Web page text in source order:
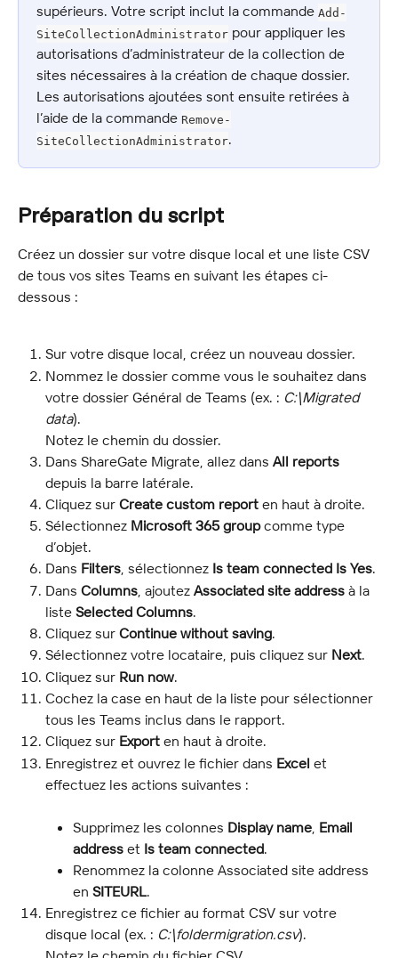
supérieurs. Votre script inclut la commande Add-
SiteCollectionAdministrator pour appliquer les
autorisations d’administrateur de la collection de
sites nécessaires à la création de chaque dossier.
Les autorisations ajoutées sont ensuite retirées à
l’aide de la commande Remove-
SiteCollectionAdministrator.
Préparation du script
Créez un dossier sur votre disque local et une liste CSV
de tous vos sites Teams en suivant les étapes ci-
dessous :
Sur votre disque local, créez un nouveau dossier.
Nommez le dossier comme vous le souhaitez dans
votre dossier Général de Teams (ex. : C:\Migrated
data).
Notez le chemin du dossier.
Dans ShareGate Migrate, allez dans All reports
depuis la barre latérale.
Cliquez sur Create custom report en haut à droite.
Sélectionnez Microsoft 365 group comme type
d’objet.
Dans Filters, sélectionnez Is team connected Is Yes.
Dans Columns , ajoutez Associated site address à la
liste Selected Columns.
Cliquez sur Continue without saving.
Sélectionnez votre locataire, puis cliquez sur Next.
Cliquez sur Run now.
Cochez la case en haut de la liste pour sélectionner
tous les Teams inclus dans le rapport.
Cliquez sur Export en haut à droite.
Enregistrez et ouvrez le fichier dans Excel et
effectuez les actions suivantes :
Supprimez les colonnes Display name, Email
address et Is team connected.
Renommez la colonne Associated site address
en SITEURL.
Enregistrez ce fichier au format CSV sur votre
disque local (ex. : C:\foldermigration.csv).